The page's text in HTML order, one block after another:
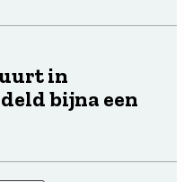
in
bijna een